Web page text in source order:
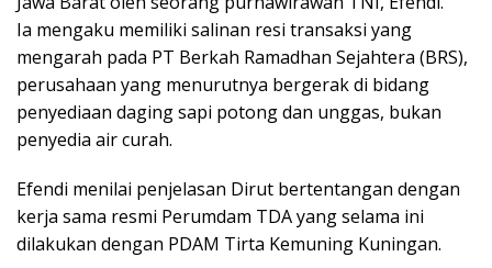
Ia mengaku memiliki salinan resi transaksi yang
mengarah pada PT Berkah Ramadhan Sejahtera (BRS),
perusahaan yang menurutnya bergerak di bidang
penyediaan daging sapi potong dan unggas, bukan
penyedia air curah.
Efendi menilai penjelasan Dirut bertentangan dengan
kerja sama resmi Perumdam TDA yang selama ini
dilakukan dengan PDAM Tirta Kemuning Kuningan.